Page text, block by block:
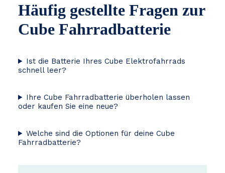
Häufig gestellte Fragen zur
Cube Fahrradbatterie
Ist die Batterie Ihres Cube Elektrofahrrads
schnell leer?
Ihre Cube Fahrradbatterie überholen lassen
oder kaufen Sie eine neue?
Welche sind die Optionen für deine Cube
Fahrradbatterie?